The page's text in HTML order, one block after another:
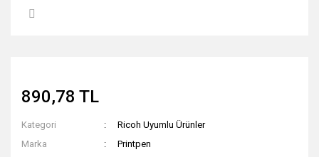
890,78 TL
Kategori
Ricoh Uyumlu Ürünler
Marka
Printpen